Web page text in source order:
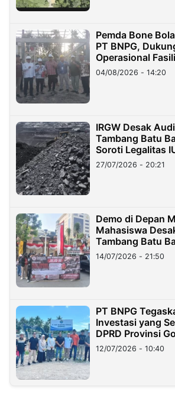
Pemda Bone
PT BNPG,
Operasional
04/08/2026 - 14:20
IRGW Desak
Tambang Batu
Soroti Legalitas
Stockpile
27/07/2026 - 20:21
Demo di Depan
Mahasiswa
Tambang Batu
Lampung
14/07/2026 - 21:50
PT BNPG
Investasi yang
DPRD Provinsi
12/07/2026 - 10:40